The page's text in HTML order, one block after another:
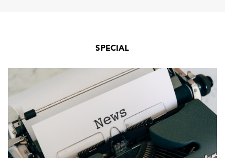
SPECIAL